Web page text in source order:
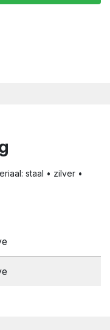
staal • zilver •